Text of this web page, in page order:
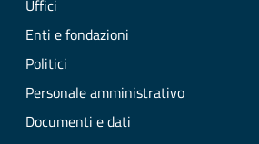
Uffici
Enti e fondazioni
Politici
Personale amministrativo
Documenti e dati